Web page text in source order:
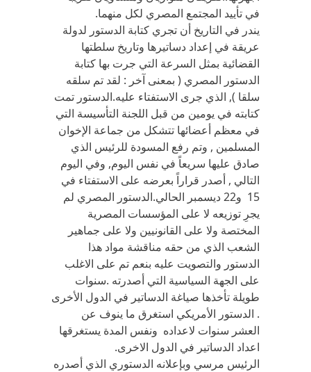
في تأييد المجتمع المصري لكل منهما.
يندر في التاريخ أن تجري كتابة الدستور لدولة
عريقة في إعداد دساتيرها وتاريخ سلطتها
القضائية بمثل السرعة التي جرت بها كتابة
الدستور المصري ( بمعنى آخر : لقد تم سلقه
سلقا ), الذي جرى الاستفتاء عليه.الدستور تمت
كتابته في يومين من قبل اللجنة التأسيسة التي
في معظم أعضائها تتشكل من جماعة الإخوان
المسلمين , وتم رفع المسودة للرئيس الذي
صادق عليها سريعاً في نفس اليوم, وفي اليوم
التالي , أصدر قراراً بعرضه على الاستفتاء في
15 و22 ديسمبر الحالي.الدستور المصري لم
يجرِ توزيعه لا على المؤسسات المصرية
المختصة ولا على القانونيين ولا على جماهير
الشعب الذي من حقه مناقشة مواد هذا
الدستور والتصويت عليه بنعم تم على الاغلب
على الجهة السياسية التي أصدرته .سنوات
طويلة تأخذها صياغة الدساتير في الدول الأخرى
. الدستور الأمريكي استغرق ما ينوف عن
العشر سنوات لاعداده ونفس المدة يستغرقها
اعداد الدساتير في الدول الاخرى.
الرئيس مرسي وبإعلانه الدستوري الذي أصدره